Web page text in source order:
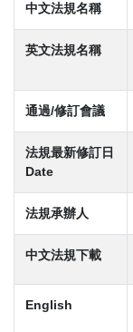
中文法規名稱
英文法規名稱
通過/修訂會議
法規最新修訂日
Date
法規承辦人
中文法規下載
English